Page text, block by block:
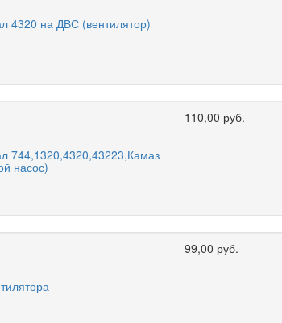
4320 на ДВС (вентилятор)
744,1320,4320,43223,Камаз
насос)
110,00 руб.
99,00 руб.